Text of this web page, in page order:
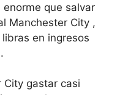
que salvar
Manchester City ,
en ingresos
City gastar casi